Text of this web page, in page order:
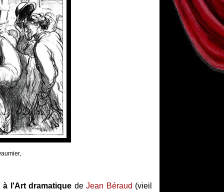
à l'Art dramatique deJean Béraud (vieil